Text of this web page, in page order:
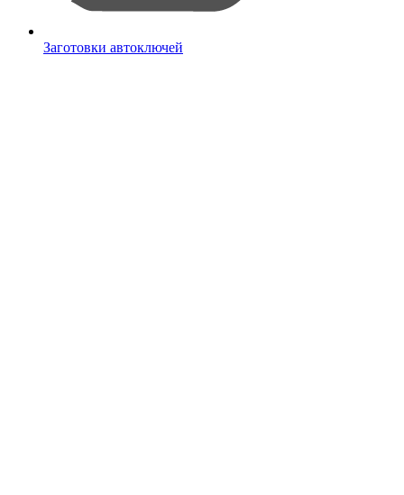
Заготовки автоключей